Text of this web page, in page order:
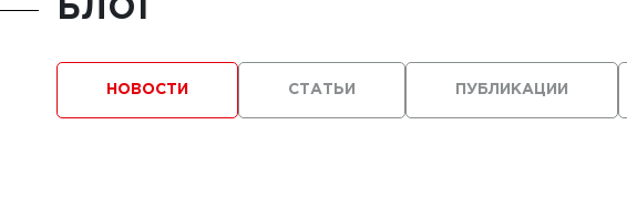
БЛОГ
ПУБЛИКАЦИИ
НОВОСТИ СТАТЬИ